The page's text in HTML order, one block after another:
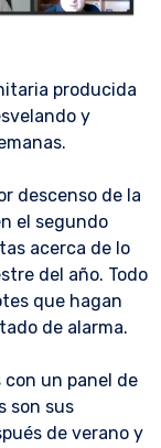
producida
y
descenso de la
el segundo
acerca de lo
del año. Todo
que hagan
de alarma.
con un panel de
son sus
de verano y